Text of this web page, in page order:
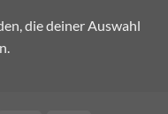
die deiner Auswahl